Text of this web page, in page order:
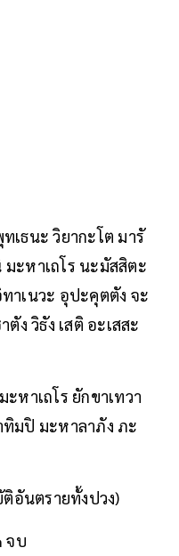
เธนะ วิยากะโต มารั
ะหาเถโร นะมัสสิตะ
าเนวะ อุปะคุตตัง จะ
ง วิธัง เสติ อะเสสะ
หาเถโร ยักขาเทวา
ทิมปิ มะหาลาภัง ภะ
อันตรายทั้งปวง)
จบ